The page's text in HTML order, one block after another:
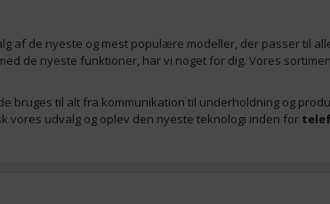
af de nyeste og mest populære modeller, der passer til
de nyeste funktioner, har vi noget for dig. Vores
bruges til alt fra kommunikation til underholdning og
vores udvalg og oplev den nyeste teknologi inden for